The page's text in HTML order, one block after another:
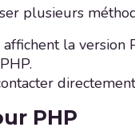
plusieurs
la
PHP